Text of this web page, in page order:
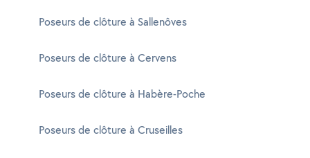
Poseurs de clôture à Sallenôves
Poseurs de clôture à Cervens
Poseurs de clôture à Habère-Poche
Poseurs de clôture à Cruseilles